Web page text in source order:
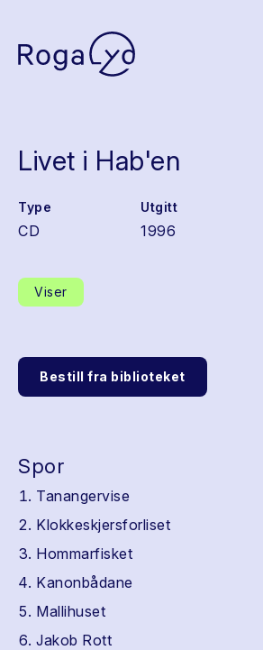
Livet i Hab'en
Type
CD
Utgitt
1996
Viser
Bestill fra biblioteket
Spor
Tanangervise
Klokkeskjersforliset
Hommarfisket
Kanonbådane
Mallihuset
Jakob Rott